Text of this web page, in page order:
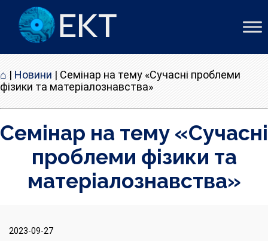
⌂ | Новини | Cемінар на тему «Сучасні проблеми
фізики та матеріалознавства»
Cемінар на тему «Сучасні
проблеми фізики та
матеріалознавства»
2023-09-27